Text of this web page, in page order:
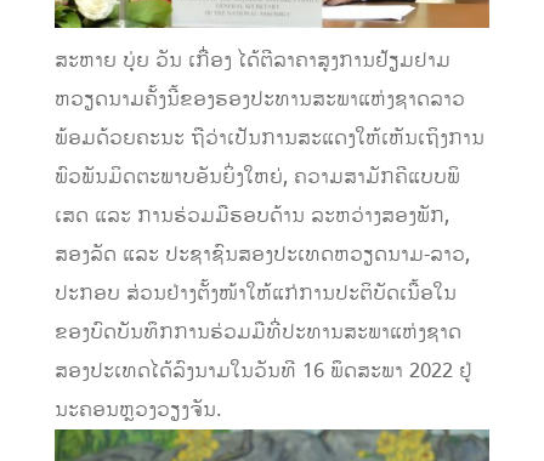
ສະຫາຍ​ ບຸ່ຍ ​ວັນ ​ເກື່ອງ ໄດ້​ຕີ​ລາ​ຄາ​ສູງ​ການ​ຢ້ຽມ​ຢາມ​
ຫວຽດ​ນາມ​ຄັ້ງ​ນີ້​ຂອງຮອງ​ປະ​ທານ​ສະ​ພາ​ແຫ່ງ​ຊາດລາວ
ພ້ອມດ້ວຍຄະນະ ຖື​ວ່າ​ເປັນ​ການ​ສະ​ແດງ​ໃຫ້​ເຫັນ​ເຖິງການ​
ພົວ​ພັນ​ມິດ​ຕະ​ພາບ​ອັນ​ຍິ່ງ​ໃຫຍ່, ຄວາມ​ສາ​ມັກ​ຄີ​ແບບ​ພິ​
ເສດ ​ແລະ ການ​ຮ່ວມ​ມື​ຮອບດ້ານ ​ລະຫວ່າງ​ສອງ​ພັກ,
ສອງລັດ ​ແລະ ປະຊາຊົນ​ສອງ​ປະ​ເທດ​ຫວຽດນາມ-ລາວ,
ປະກອບ ສ່ວນ​ຢ່າງ​ຕັ້ງໜ້າ​ໃຫ້​ແກ່​ການ​ປະຕິບັດ​ເນື້ອ​ໃນ​
ຂອງ​ບົດບັນທຶກການຮ່ວມ​ມື​ທີ່​ປະທານ​ສະພາ​ແຫ່ງ​ຊາດ​
ສອງ​ປະ​ເທດ​ໄດ້​ລົງ​ນາມ​ໃນ​ວັນ​ທີ 16 ພຶດສະພາ 2022 ຢູ່​
ນະຄອນຫຼວງ​ວຽງ​ຈັນ.